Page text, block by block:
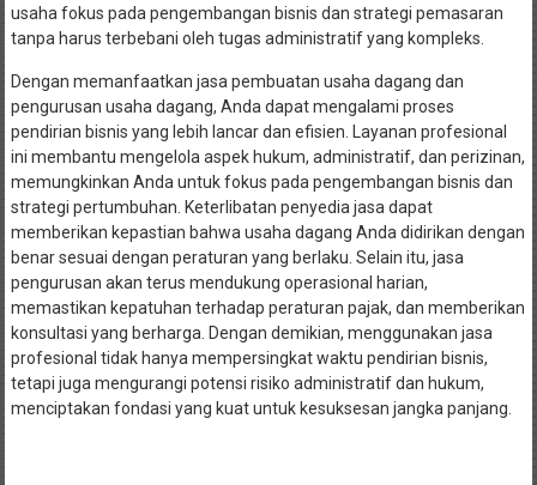
usaha fokus pada pengembangan bisnis dan strategi pemasaran
tanpa harus terbebani oleh tugas administratif yang kompleks.
Dengan memanfaatkan jasa pembuatan usaha dagang dan
pengurusan usaha dagang, Anda dapat mengalami proses
pendirian bisnis yang lebih lancar dan efisien. Layanan profesional
ini membantu mengelola aspek hukum, administratif, dan perizinan,
memungkinkan Anda untuk fokus pada pengembangan bisnis dan
strategi pertumbuhan. Keterlibatan penyedia jasa dapat
memberikan kepastian bahwa usaha dagang Anda didirikan dengan
benar sesuai dengan peraturan yang berlaku. Selain itu, jasa
pengurusan akan terus mendukung operasional harian,
memastikan kepatuhan terhadap peraturan pajak, dan memberikan
konsultasi yang berharga. Dengan demikian, menggunakan jasa
profesional tidak hanya mempersingkat waktu pendirian bisnis,
tetapi juga mengurangi potensi risiko administratif dan hukum,
menciptakan fondasi yang kuat untuk kesuksesan jangka panjang.